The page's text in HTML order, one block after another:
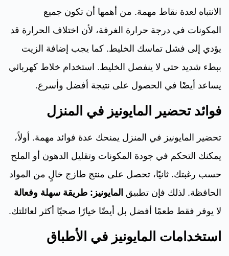
الانتباه لعدة نقاط مهمة. من أهمها أن تكون جميع
المكونات في درجة حرارة الغرفة، لأن اختلاف الحرارة قد
يؤدي إلى فشل تماسك الخليط. كما يجب إضافة الزيت
ببطء شديد حتى لا ينفصل الخليط. استخدام خلاط كهربائي
يساعد أيضًا في الحصول على نتيجة أفضل وأسرع.
فوائد تحضير المايونيز في المنزل
تحضير المايونيز في المنزل يمنحك عدة فوائد مهمة. أولاً،
يمكنك التحكم في جودة المكونات وتقليل الدهون أو الملح
حسب رغبتك. ثانيًا، تحصل على منتج طازج خالٍ من المواد
الحافظة. لذلك فإن تطبيق المايونيز: طريقة سهلة وفعالة
لا يوفر فقط طعمًا أفضل بل أيضًا خيارًا صحيًا أكثر لعائلتك.
استخدامات المايونيز في الأطباق